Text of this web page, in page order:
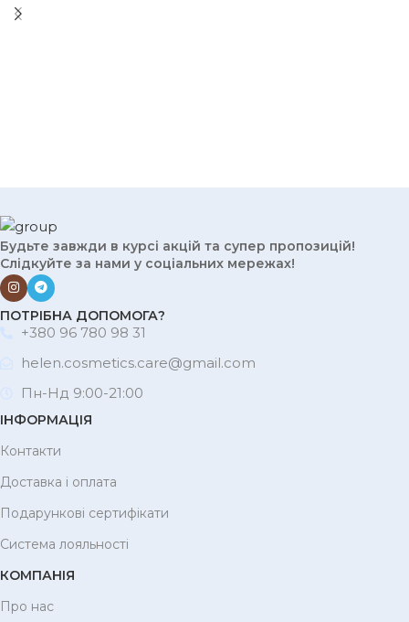
Будьте завжди в курсі акцій та супер пропозицій!
Слідкуйте за нами у соціальних мережах!
ПОТРІБНА ДОПОМОГА?
+380 96 780 98 31
helen.cosmetics.care@gmail.com
Пн-Нд 9:00-21:00
ІНФОРМАЦІЯ
Контакти
Доставка і оплата
Подарункові сертифікати
Система лояльності
КОМПАНІЯ
Про нас